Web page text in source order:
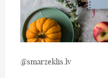
@smarzeklis.lv